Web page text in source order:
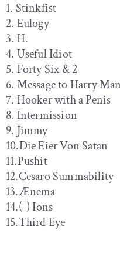
1. Stinkfist
2. Eulogy
3. H.
4. Useful Idiot
5. Forty Six & 2
6. Message to Harry
7. Hooker with a Penis
8. Intermission
9. Jimmy
10.Die Eier Von Satan
11.Pushit
12.Cesaro Summability
13.Ænema
14.(-) Ions
15.Third Eye